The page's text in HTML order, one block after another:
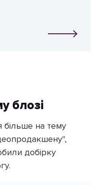
блозі
більше на тему
добірку